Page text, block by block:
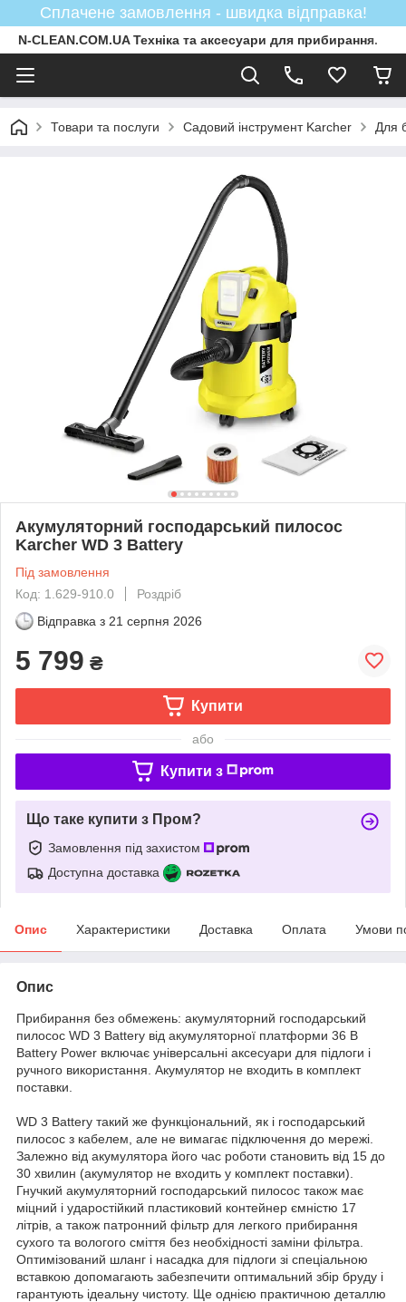
Сплачене замовлення - швидка відправка!
N-CLEAN.COM.UA Техніка та аксесуари для прибирання.
Товари та послуги Садовий інструмент Karcher Для
Акумуляторний господарський пилосос
Karcher WD 3 Battery
Під замовлення
Код: 1.629-910.0
Роздріб
Відправка з 21 серпня 2026
5 799 ₴
Купити
або
Купити з
Що таке купити з Пром?
Замовлення під захистом
Доступна доставка
Опис Характеристики Доставка Оплата Умови
Опис
Прибирання без обмежень: акумуляторний господарський
пилосос WD 3 Battery від акумуляторної платформи 36 В
Battery Power включає універсальні аксесуари для підлоги і
ручного використання. Акумулятор не входить в комплект
поставки.
WD 3 Battery такий же функціональний, як і господарський
пилосос з кабелем, але не вимагає підключення до мережі.
Залежно від акумулятора його час роботи становить від 15 до
30 хвилин (акумулятор не входить у комплект поставки).
Гнучкий акумуляторний господарський пилосос також має
міцний і ударостійкий пластиковий контейнер ємністю 17
літрів, а також патронний фільтр для легкого прибирання
сухого та вологого сміття без необхідності заміни фільтра.
Оптимізований шланг і насадка для підлоги зі спеціальною
вставкою допомагають забезпечити оптимальний збір бруду і
гарантують ідеальну чистоту. Ще однією практичною деталлю